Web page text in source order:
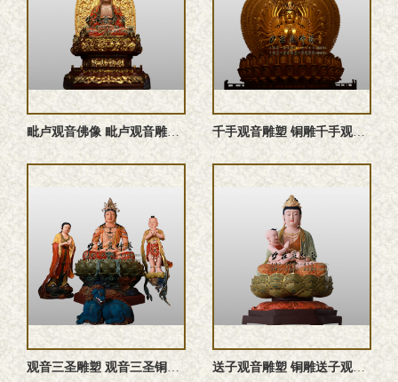
‌毗卢观音佛像 ‌毗卢观音雕塑 ‌毗卢观音塑像 铜雕‌毗卢观 ... 千手观音雕塑 铜雕千手观音佛像 千手观音佛像 千手观音塑像
送子观音雕塑 铜雕送子观音佛像 送子观音塑像